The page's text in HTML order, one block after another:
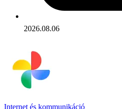
2026.08.06
Internet és kommunikáció